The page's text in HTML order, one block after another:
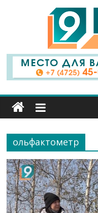
9
Канал
Старый
Оскол
ольфактометр